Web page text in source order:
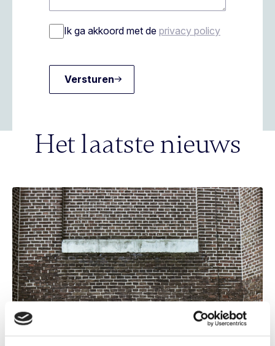
Ik ga akkoord met de privacy policy
Versturen
Het laatste nieuws